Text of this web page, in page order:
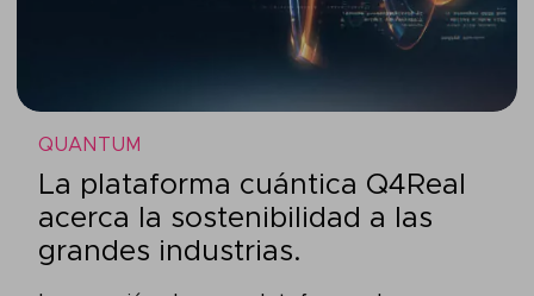
QUANTUM
La plataforma cuántica Q4Real
acerca la sostenibilidad a las
grandes industrias.